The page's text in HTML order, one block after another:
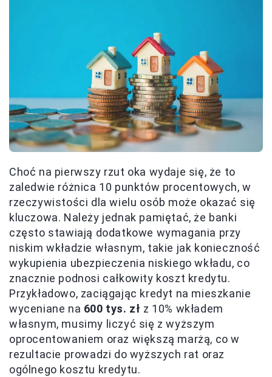
Choć na pierwszy rzut oka wydaje się, że to
zaledwie różnica 10 punktów procentowych, w
rzeczywistości dla wielu osób może okazać się
kluczowa. Należy jednak pamiętać, że banki
często stawiają dodatkowe wymagania przy
niskim wkładzie własnym, takie jak konieczność
wykupienia ubezpieczenia niskiego wkładu, co
znacznie podnosi całkowity koszt kredytu.
Przykładowo, zaciągając kredyt na mieszkanie
wyceniane na 600 tys. zł z 10% wkładem
własnym, musimy liczyć się z wyższym
oprocentowaniem oraz większą marżą, co w
rezultacie prowadzi do wyższych rat oraz
ogólnego kosztu kredytu.